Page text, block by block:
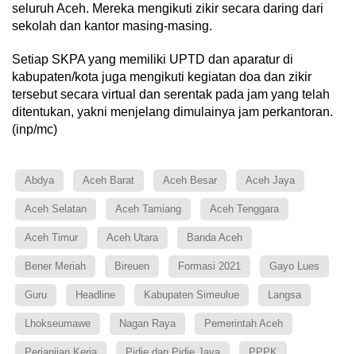
seluruh Aceh. Mereka mengikuti zikir secara daring dari
sekolah dan kantor masing-masing.
Setiap SKPA yang memiliki UPTD dan aparatur di
kabupaten/kota juga mengikuti kegiatan doa dan zikir
tersebut secara virtual dan serentak pada jam yang telah
ditentukan, yakni menjelang dimulainya jam perkantoran.
(inp/mc)
Abdya Aceh Barat Aceh Besar Aceh Jaya
Aceh Selatan Aceh Tamiang Aceh Tenggara
Aceh Timur Aceh Utara Banda Aceh
Bener Meriah Bireuen Formasi 2021 Gayo Lues
Guru Headline Kabupaten Simeulue Langsa
Lhokseumawe Nagan Raya Pemerintah Aceh